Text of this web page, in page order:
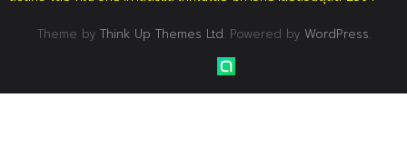
Theme by Think Up Themes Ltd. Powered by WordPress.